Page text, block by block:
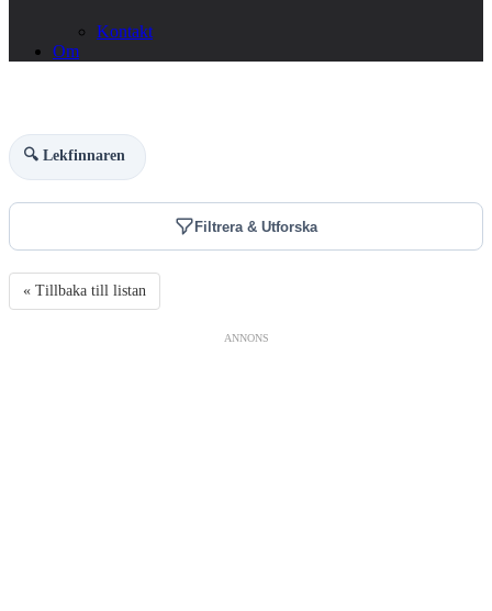
Kontakt
Om
🔍 Lekfinnaren
Filtrera & Utforska
« Tillbaka till listan
ANNONS